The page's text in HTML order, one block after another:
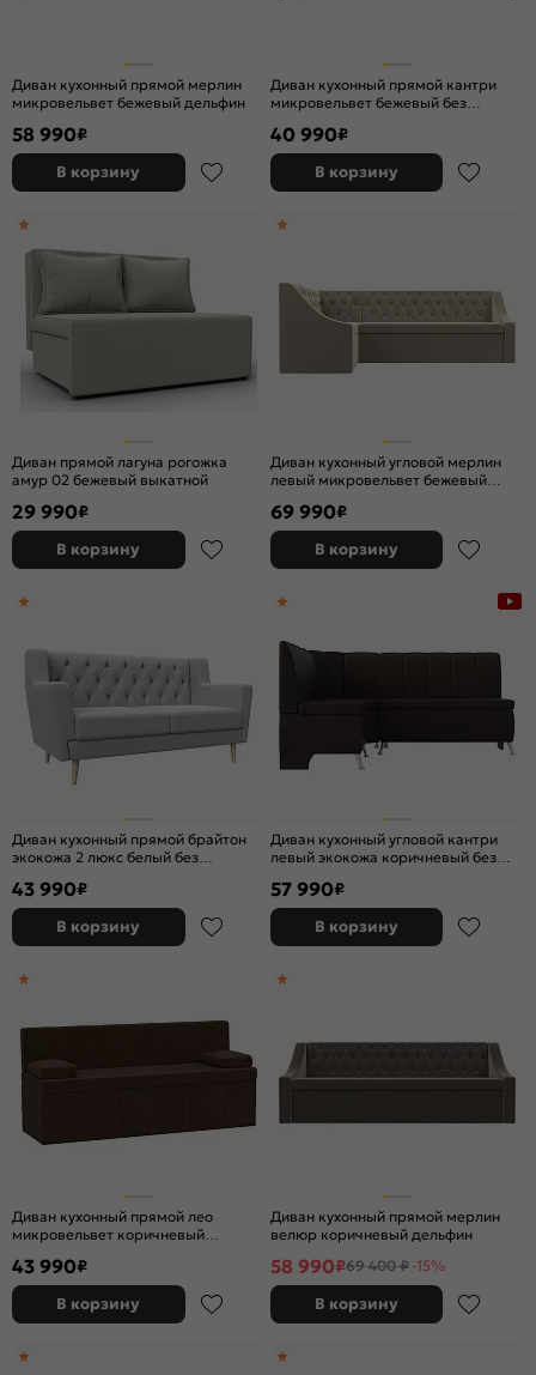
Диван кухонный прямой мерлин
микровельвет бежевый дельфин
58 990₽
В корзину
Диван кухонный прямой кантри
микровельвет бежевый без
40 990₽
В корзину
Диван прямой лагуна рогожка
амур 02 бежевый выкатной
29 990₽
В корзину
Диван кухонный угловой мерлин
левый микровельвет бежевый
69 990₽
В корзину
Диван кухонный прямой брайтон
экокожа 2 люкс белый без
43 990₽
В корзину
Диван кухонный угловой кантри
левый экокожа коричневый без
57 990₽
В корзину
Диван кухонный прямой лео
микровельвет коричневый
43 990₽
В корзину
Диван кухонный прямой мерлин
велюр коричневый дельфин
58 990₽69 400 ₽ -15%
В корзину